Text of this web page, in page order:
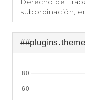
Derecho del
subordinación,